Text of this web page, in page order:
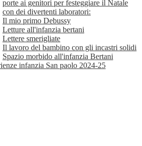
porte ai genitori per festeggiare il Natale
con dei divertenti laboratori:
Il mio primo Debussy
Letture all'infanzia bertani
Lettere smerigliate
Il lavoro del bambino con gli incastri solidi
Spazio morbido all'infanzia Bertani
infanzia San paolo 2024-25